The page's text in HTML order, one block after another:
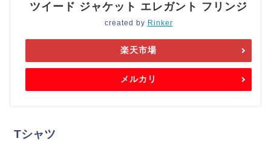
ツイード ジャケット エレガント フリンジ
created by Rinker
楽天市場
メルカリ
Tシャツ